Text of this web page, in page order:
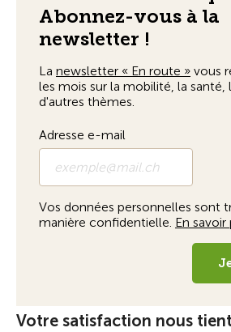
Votre satisfaction nous